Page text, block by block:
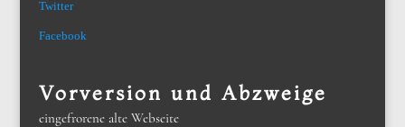
Twitter
Facebook
Vorversion und Abzweige
eingefrorene alte Webseite